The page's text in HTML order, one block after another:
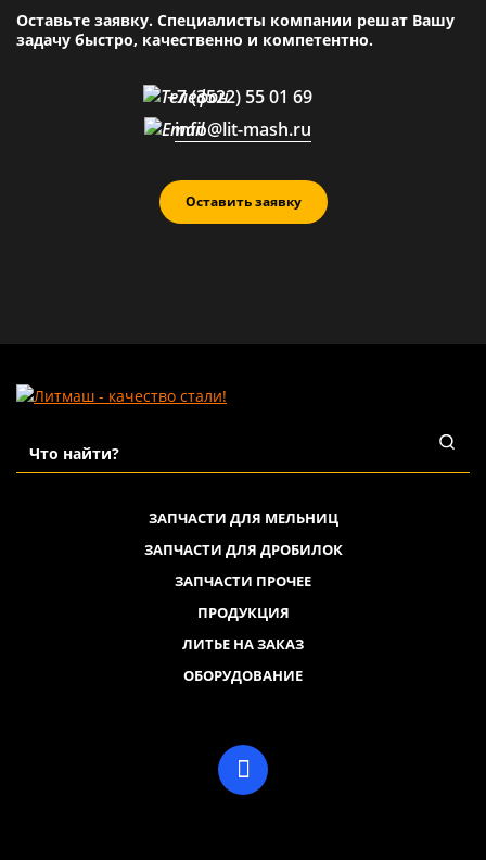
Оставьте заявку. Специалисты компании решат Вашу
задачу быстро, качественно и компетентно.
Оставить заявку
+7 (3522) 55 01 69
info@lit-mash.ru
ЗАПЧАСТИ ДЛЯ МЕЛЬНИЦ
ЗАПЧАСТИ ДЛЯ ДРОБИЛОК
ЗАПЧАСТИ ПРОЧЕЕ
ПРОДУКЦИЯ
ЛИТЬЕ НА ЗАКАЗ
ОБОРУДОВАНИЕ